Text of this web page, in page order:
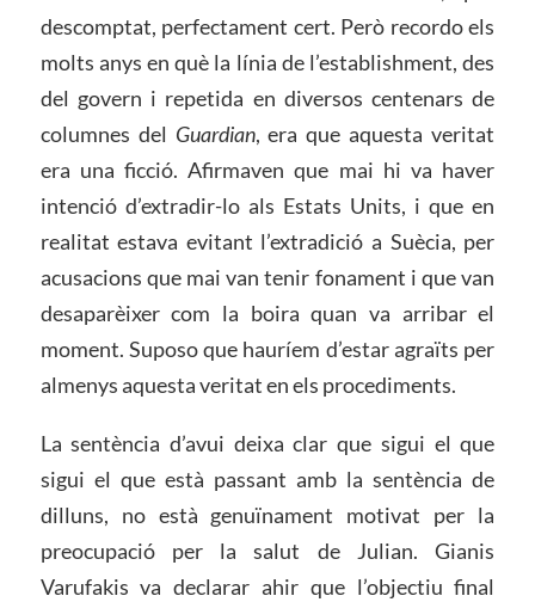
descomptat, perfectament cert. Però recordo els
molts anys en què la línia de l’establishment, des
del govern i repetida en diversos centenars de
columnes del Guardian, era que aquesta veritat
era una ficció. Afirmaven que mai hi va haver
intenció d’extradir-lo als Estats Units, i que en
realitat estava evitant l’extradició a Suècia, per
acusacions que mai van tenir fonament i que van
desaparèixer com la boira quan va arribar el
moment. Suposo que hauríem d’estar agraïts per
almenys aquesta veritat en els procediments.
La sentència d’avui deixa clar que sigui el que
sigui el que està passant amb la sentència de
dilluns, no està genuïnament motivat per la
preocupació per la salut de Julian. Gianis
Varufakis va declarar ahir que l’objectiu final